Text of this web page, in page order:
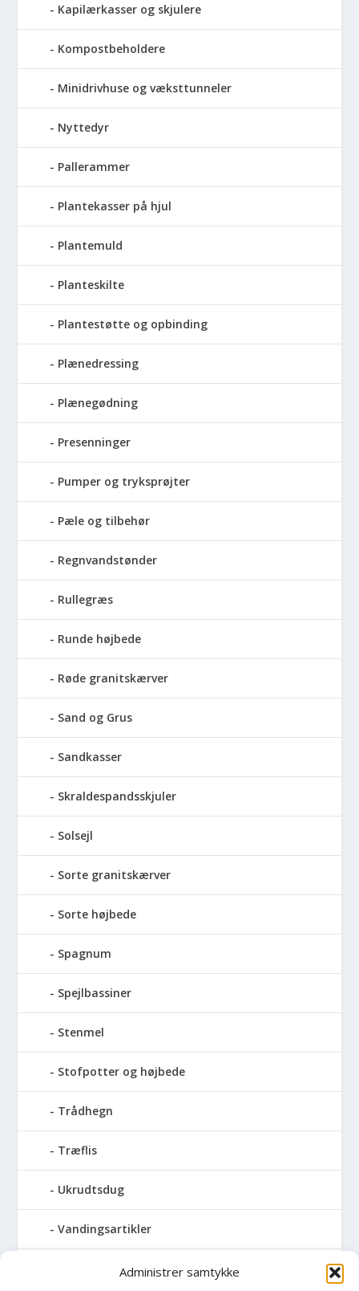
Administrer samtykke
Kapilærkasser og skjulere
Kompostbeholdere
Minidrivhuse og væksttunneler
Nyttedyr
Pallerammer
Plantekasser på hjul
Plantemuld
Planteskilte
Plantestøtte og opbinding
Plænedressing
Plænegødning
Presenninger
Pumper og tryksprøjter
Pæle og tilbehør
Regnvandstønder
Rullegræs
Runde højbede
Røde granitskærver
Sand og Grus
Sandkasser
Skraldespandsskjuler
Solsejl
Sorte granitskærver
Sorte højbede
Spagnum
Spejlbassiner
Stenmel
Stofpotter og højbede
Trådhegn
Træflis
Ukrudtsdug
Vandingsartikler
Vandslanger